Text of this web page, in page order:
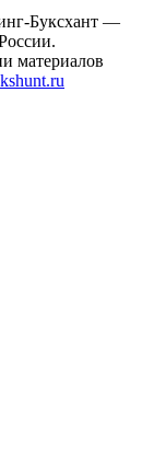
Буксхант —
материалов